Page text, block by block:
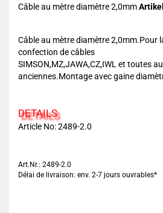
Câble au mètre diamètre 2,0mm
Câble au mètre diamètre 2,0mm.Pour
confection de câbles
SIMSON,MZ,JAWA,CZ,IWL et toutes
anciennes.Montage avec gaine
DETAILS
Article No: 2489-2.0
Art.Nr.: 2489-2.0
Délai de livraison: env. 2-7 jours ouvrables*